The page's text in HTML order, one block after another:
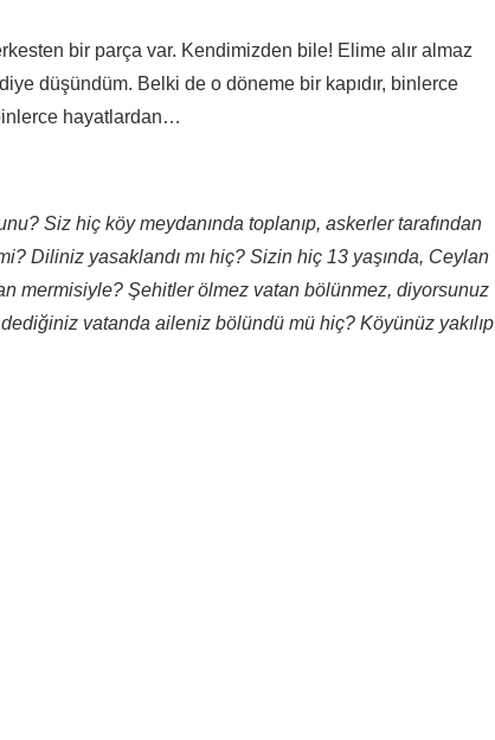
bir parça var. Kendimizden bile! Elime alır almaz
düşündüm. Belki de o döneme bir kapıdır, binlerce
hayatlardan…
Siz hiç köy meydanında toplanıp, askerler tarafından
mi? Diliniz yasaklandı mı hiç? Sizin hiç 13 yaşında, Ceylan
mermisiyle? Şehitler ölmez vatan bölünmez, diyorsunuz
vatanda aileniz bölündü mü hiç? Köyünüz yakılıp